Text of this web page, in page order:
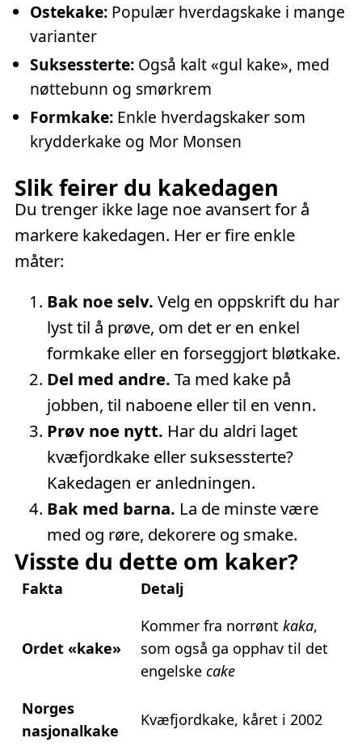
Ostekake: Populær hverdagskake i mange
varianter
Suksessterte: Også kalt «gul kake», med
nøttebunn og smørkrem
Formkake: Enkle hverdagskaker som
krydderkake og Mor Monsen
Slik feirer du kakedagen
Du trenger ikke lage noe avansert for å
markere kakedagen. Her er fire enkle
måter:
Bak noe selv. Velg en oppskrift du har
lyst til å prøve, om det er en enkel
formkake eller en forseggjort bløtkake.
Del med andre. Ta med kake på
jobben, til naboene eller til en venn.
Prøv noe nytt. Har du aldri laget
kvæfjordkake eller suksessterte?
Kakedagen er anledningen.
Bak med barna. La de minste være
med og røre, dekorere og smake.
Visste du dette om kaker?
Fakta Detalj
Ordet «kake»
Kommer fra norrønt kaka,
som også ga opphav til det
engelske cake
Norges
nasjonalkake
Kvæfjordkake, kåret i 2002